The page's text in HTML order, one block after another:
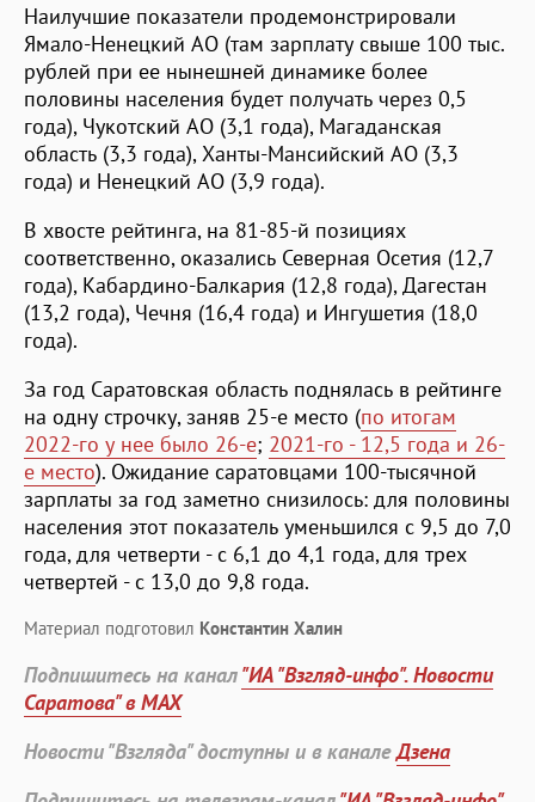
Наилучшие показатели продемонстрировали
Ямало-Ненецкий АО (там зарплату свыше 100 тыс.
рублей при ее нынешней динамике более
половины населения будет получать через 0,5
года), Чукотский АО (3,1 года), Магаданская
область (3,3 года), Ханты-Мансийский АО (3,3
года) и Ненецкий АО (3,9 года).
В хвосте рейтинга, на 81-85-й позициях
соответственно, оказались Северная Осетия (12,7
года), Кабардино-Балкария (12,8 года), Дагестан
(13,2 года), Чечня (16,4 года) и Ингушетия (18,0
года).
За год Саратовская область поднялась в рейтинге
на одну строчку, заняв 25-е место (по итогам
2022-го у нее было 26-е; 2021-го - 12,5 года и 26-
е место). Ожидание саратовцами 100-тысячной
зарплаты за год заметно снизилось: для половины
населения этот показатель уменьшился с 9,5 до 7,0
года, для четверти - с 6,1 до 4,1 года, для трех
четвертей - с 13,0 до 9,8 года.
Материал подготовил Константин Халин
Подпишитесь на канал"ИА "Взгляд-инфо". Новости
Саратова" в MAX
Новости "Взгляда" доступны и в каналеДзена